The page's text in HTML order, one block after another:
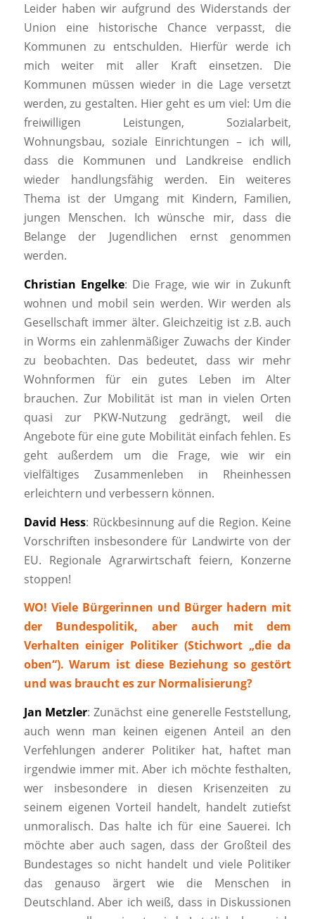
Leider haben wir aufgrund des Widerstands der
Union eine historische Chance verpasst, die
Kommunen zu entschulden. Hierfür werde ich
mich weiter mit aller Kraft einsetzen. Die
Kommunen müssen wieder in die Lage versetzt
werden, zu gestalten. Hier geht es um viel: Um die
freiwilligen Leistungen, Sozialarbeit,
Wohnungsbau, soziale Einrichtungen – ich will,
dass die Kommunen und Landkreise endlich
wieder handlungsfähig werden. Ein weiteres
Thema ist der Umgang mit Kindern, Familien,
jungen Menschen. Ich wünsche mir, dass die
Belange der Jugendlichen ernst genommen
werden.
Christian Engelke: Die Frage, wie wir in Zukunft
wohnen und mobil sein werden. Wir werden als
Gesellschaft immer älter. Gleichzeitig ist z.B. auch
in Worms ein zahlenmäßiger Zuwachs der Kinder
zu beobachten. Das bedeutet, dass wir mehr
Wohnformen für ein gutes Leben im Alter
brauchen. Zur Mobilität ist man in vielen Orten
quasi zur PKW-Nutzung gedrängt, weil die
Angebote für eine gute Mobilität einfach fehlen. Es
geht außerdem um die Frage, wie wir ein
vielfältiges Zusammenleben in Rheinhessen
erleichtern und verbessern können.
David Hess: Rückbesinnung auf die Region. Keine
Vorschriften insbesondere für Landwirte von der
EU. Regionale Agrarwirtschaft feiern, Konzerne
stoppen!
WO! Viele Bürgerinnen und Bürger hadern mit
der Bundespolitik, aber auch mit dem
Verhalten einiger Politiker (Stichwort „die da
oben“). Warum ist diese Beziehung so gestört
und was braucht es zur Normalisierung?
Jan Metzler: Zunächst eine generelle Feststellung,
auch wenn man keinen eigenen Anteil an den
Verfehlungen anderer Politiker hat, haftet man
irgendwie immer mit. Aber ich möchte festhalten,
wer insbesondere in diesen Krisenzeiten zu
seinem eigenen Vorteil handelt, handelt zutiefst
unmoralisch. Das halte ich für eine Sauerei. Ich
möchte aber auch sagen, dass der Großteil des
Bundestages so nicht handelt und viele Politiker
das genauso ärgert wie die Menschen in
Deutschland. Aber ich weiß, dass in Diskussionen